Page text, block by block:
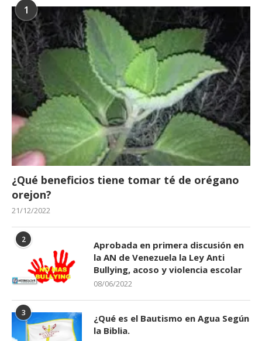
1
¿Qué beneficios tiene tomar té de orégano
orejon?
21/12/2022
2
Aprobada en primera discusión en
la AN de Venezuela la Ley Anti
Bullying, acoso y violencia escolar
08/06/2022
3
¿Qué es el Bautismo en Agua Según
la Biblia.